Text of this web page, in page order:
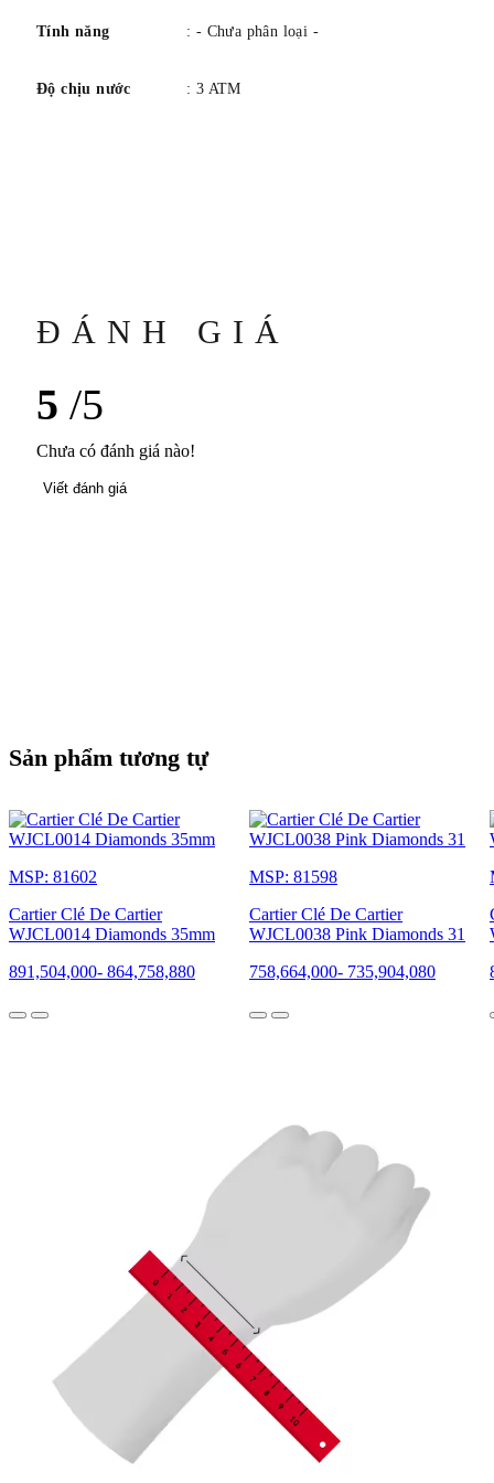
Cartier mới.
Tính năng : - Chưa phân loại -
Độ chịu nước : 3 ATM
ĐÁNH GIÁ
5 /5
Chưa có đánh giá nào!
Viết đánh giá
Sản phẩm tương tự
MSP: 81602
Cartier Clé De Cartier
WJCL0014 Diamonds 35mm
891,504,000- 864,758,880
MSP: 81598
Cartier Clé De Cartier
WJCL0038 Pink Diamonds 31
758,664,000- 735,904,080